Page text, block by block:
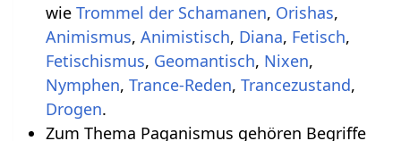
wie Trommel der Schamanen, Orishas,
Animismus, Animistisch, Diana, Fetisch,
Fetischismus, Geomantisch, Nixen,
Nymphen, Trance-Reden, Trancezustand,
Drogen.
Zum Thema Paganismus gehören Begriffe